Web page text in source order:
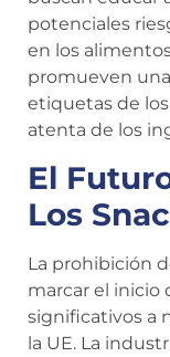
potenciales
en los
promueven
etiquetas de
atenta de los
El
Los
La prohibición
marcar el inicio
significativos a
la UE. La